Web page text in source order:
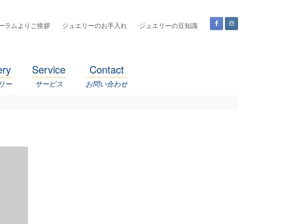
ラムよりご挨拶 ジュエリーのお手入れ ジュエリーの豆知識
ー
Service
サービス
Contact
お問い合わせ